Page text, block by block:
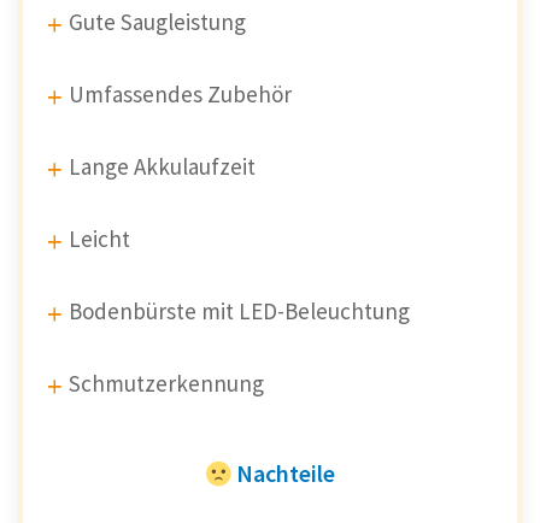
Gute Saugleistung
Umfassendes Zubehör
Lange Akkulaufzeit
Leicht
Bodenbürste mit LED-Beleuchtung
Schmutzerkennung
Nachteile